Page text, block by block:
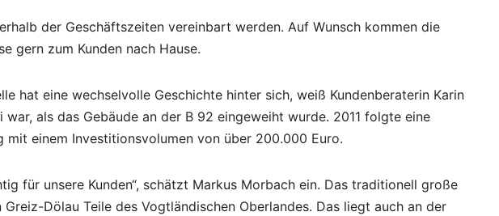
der Geschäftszeiten vereinbart werden. Auf Wunsch kommen die
gern zum Kunden nach Hause.
hat eine wechselvolle Geschichte hinter sich, weiß Kundenberaterin Karin
war, als das Gebäude an der B 92 eingeweiht wurde. 2011 folgte eine
mit einem Investitionsvolumen von über 200.000 Euro.
für unsere Kunden“, schätzt Markus Morbach ein. Das traditionell große
Dölau Teile des Vogtländischen Oberlandes. Das liegt auch an der